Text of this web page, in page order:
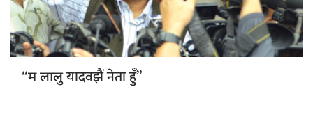
“म लालुयादवझैं नेता हुँ”